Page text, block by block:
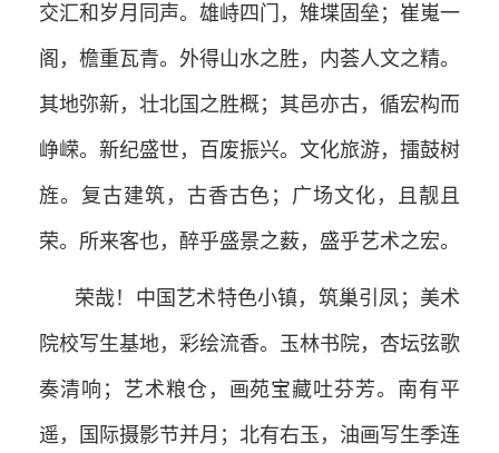
交汇和岁月同声。雄峙四门，雉堞固垒；崔嵬一
阁，檐重瓦青。外得山水之胜，内荟人文之精。
其地弥新，壮北国之胜概；其邑亦古，循宏构而
峥嵘。新纪盛世，百废振兴。文化旅游，擂鼓树
旌。复古建筑，古香古色；广场文化，且靓且
荣。所来客也，醉乎盛景之薮，盛乎艺术之宏。
荣哉！中国艺术特色小镇，筑巢引凤；美术
院校写生基地，彩绘流香。玉林书院，杏坛弦歌
奏清响；艺术粮仓，画苑宝藏吐芬芳。南有平
遥，国际摄影节并月；北有右玉，油画写生季连